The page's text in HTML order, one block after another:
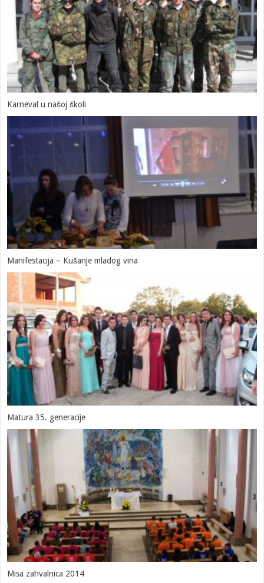
Karneval u našoj školi
Manifestacija – Kušanje mladog vina
Matura 35. generacije
Misa zahvalnica 2014